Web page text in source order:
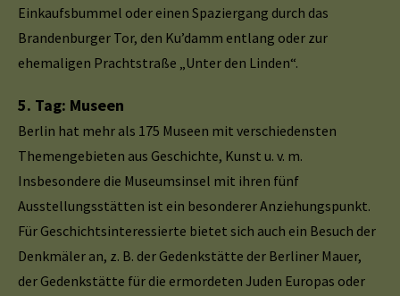
Einkaufsbummel oder einen Spaziergang durch das
Brandenburger Tor, den Ku’damm entlang oder zur
ehemaligen Prachtstraße „Unter den Linden“.
5. Tag: Museen
Berlin hat mehr als 175 Museen mit verschiedensten
Themengebieten aus Geschichte, Kunst u. v. m.
Insbesondere die Museumsinsel mit ihren fünf
Ausstellungsstätten ist ein besonderer Anziehungspunkt.
Für Geschichtsinteressierte bietet sich auch ein Besuch der
Denkmäler an, z. B. der Gedenkstätte der Berliner Mauer,
der Gedenkstätte für die ermordeten Juden Europas oder